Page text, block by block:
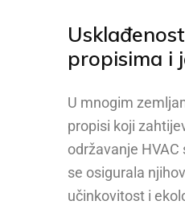
propisima i
U mnogim
propisi koji
održavanje
se osigurala
učinkovitost i